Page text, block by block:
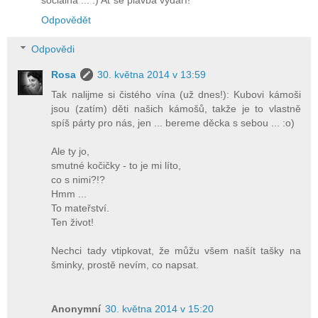
Odpovědět
Odpovědi
Rosa
30. května 2014 v 13:59
Tak nalijme si čistého vína (už dnes!): Kubovi kámoši
jsou (zatím) děti našich kámošů, takže je to vlastně
spíš párty pro nás, jen ... bereme děcka s sebou ... :o)
Ale ty jo,
smutné kočičky - to je mi líto,
co s nimi?!?
Hmm ...
To mateřství.
Ten život!
Nechci tady vtipkovat, že můžu všem našít tašky na
šminky, prostě nevím, co napsat.
Anonymní 30. května 2014 v 15:20